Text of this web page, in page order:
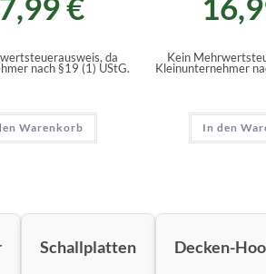
da
nach §19 (1) UStG.
Warenkorb
Kein
Kleinunternehmer
In den
Schallplatten Decken-